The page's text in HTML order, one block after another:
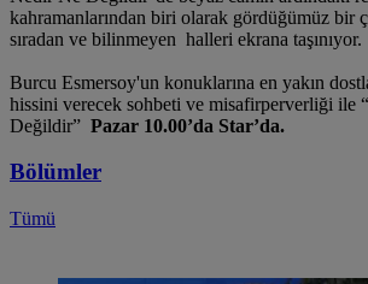
kahramanlarından biri olarak gördüğümüz bir
sıradan ve bilinmeyen halleri ekrana taşınıyor.
Burcu Esmersoy'un konuklarına en yakın
hissini verecek sohbeti ve misafirperverliği ile
Değildir” Pazar 10.00’da Star’da.
Bölümler
Tümü